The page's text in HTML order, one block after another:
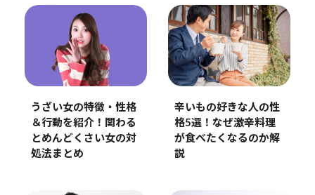
うざい女の特徴・性格
＆行動を紹介！関わる
とめんどくさい女の対
処法まとめ
辛いもの好きな人の性
格5選！なぜ激辛料理
が食べたくなるのか解
説